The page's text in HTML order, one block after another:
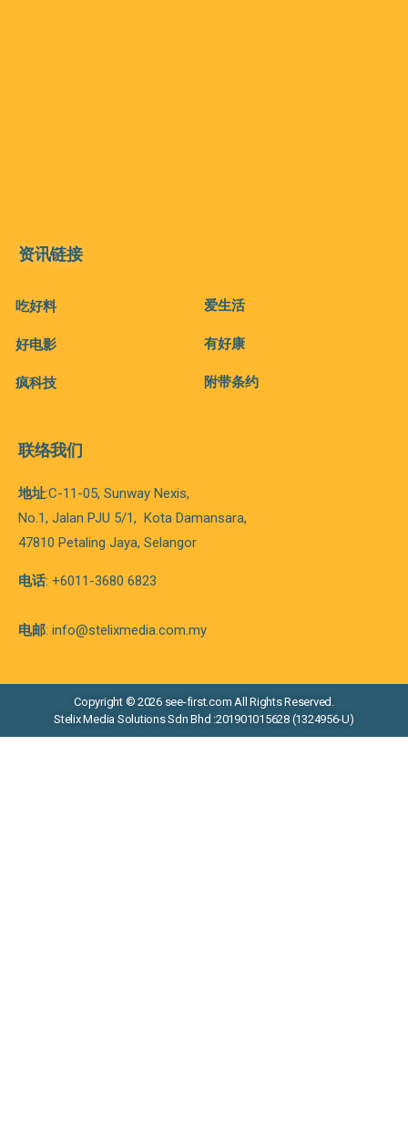
资讯链接
吃好料
好电影
疯科技
爱生活
有好康
附带条约
联络我们
地址:C-11-05, Sunway Nexis,
No.1, Jalan PJU 5/1, Kota Damansara,
47810 Petaling Jaya, Selangor
电话: +6011-3680 6823
电邮: info@stelixmedia.com.my
Copyright © 2026 see-first.com All Rights Reserved.
Stelix Media Solutions Sdn Bhd :201901015628 (1324956-U)